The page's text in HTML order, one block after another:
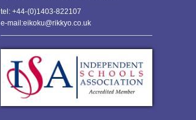
tel: +44-(0)1403-822107
e-mail:eikoku@rikkyo.co.uk